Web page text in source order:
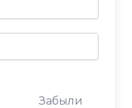
Забыли